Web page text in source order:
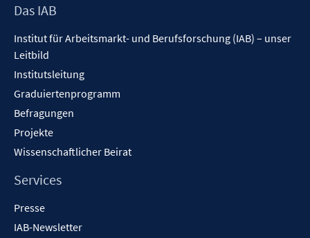
Footer
Das IAB
Institut für Arbeitsmarkt- und Berufsforschung (IAB) – unser
Leitbild
Institutsleitung
Graduiertenprogramm
Befragungen
Projekte
Wissenschaftlicher Beirat
Services
Presse
IAB-Newsletter